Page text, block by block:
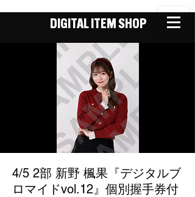
DIGITAL ITEM SHOP
4/5 2部 新野 楓果『デジタルブ
ロマイドvol.12』個別握手券付